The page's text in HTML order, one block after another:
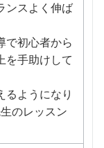
ンスよく伸ば
で初心者から
を手助けして
るようになり
のレッスン